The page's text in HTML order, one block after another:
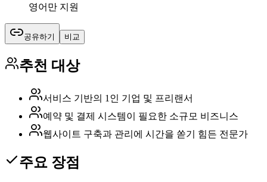
영어만 지원
공유하기 비교
추천 대상
서비스 기반의 1인 기업 및 프리랜서
예약 및 결제 시스템이 필요한 소규모 비즈니스
웹사이트 구축과 관리에 시간을 쏟기 힘든 전문가
주요 장점